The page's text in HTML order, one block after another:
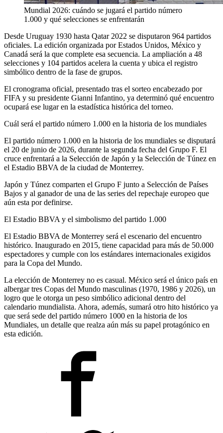
Mundial 2026: cuándo se jugará el partido número
1.000 y qué selecciones se enfrentarán
Desde Uruguay 1930 hasta Qatar 2022 se disputaron 964 partidos
oficiales. La edición organizada por Estados Unidos, México y
Canadá será la que complete esa secuencia. La ampliación a 48
selecciones y 104 partidos acelera la cuenta y ubica el registro
simbólico dentro de la fase de grupos.
El cronograma oficial, presentado tras el sorteo encabezado por
FIFA y su presidente Gianni Infantino, ya determinó qué encuentro
ocupará ese lugar en la estadística histórica del torneo.
Cuál será el partido número 1.000 en la historia de los mundiales
El partido número 1.000 en la historia de los mundiales se disputará
el 20 de junio de 2026, durante la segunda fecha del Grupo F. El
cruce enfrentará a la Selección de Japón y la Selección de Túnez en
el Estadio BBVA de la ciudad de Monterrey.
Japón y Túnez comparten el Grupo F junto a Selección de Países
Bajos y al ganador de una de las series del repechaje europeo que
aún esta por definirse.
El Estadio BBVA y el simbolismo del partido 1.000
El Estadio BBVA de Monterrey será el escenario del encuentro
histórico. Inaugurado en 2015, tiene capacidad para más de 50.000
espectadores y cumple con los estándares internacionales exigidos
para la Copa del Mundo.
La elección de Monterrey no es casual. México será el único país en
albergar tres Copas del Mundo masculinas (1970, 1986 y 2026), un
logro que le otorga un peso simbólico adicional dentro del
calendario mundialista. Ahora, además, sumará otro hito histórico ya
que será sede del partido número 1000 en la historia de los
Mundiales, un detalle que realza aún más su papel protagónico en
esta edición.